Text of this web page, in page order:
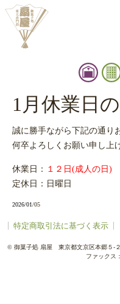
扇屋
扇
屋
店
舗
報
1月休業日
誠に勝手ながら下記の通り
何卒よろしくお願い申し上
休業日： １２日(成人の日)
定休日：日曜日
2026/01/05
特定商取引法に基づく表示
© 御菓子処 扇屋 東京都文京区本郷５-
ファックス
facebook